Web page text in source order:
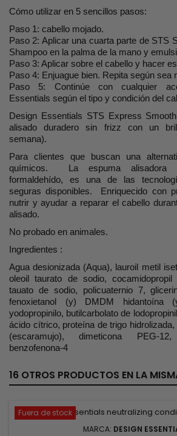
Cómo utilizar en 5 sencillos pasos:
Paso 1: cabello mojado.
Paso 2: Aplicar una cuarta parte de STS
Shampoo en la palma de la mano y
Paso 3: Aplicar sobre el cabello y hacer
Paso 4: Enjuague bien. Repita según sea
Paso 5: Continúe con cualquier
Essentials según el tipo y condición del
Design Essentials STS Express
alisado duradero sin frizz con un
semana).
Para clientes que buscan una
químicos. La espuma alisadora
formaldehído, es una de las
seguras disponibles. Enriquecido con
nutrir y ayudar a reparar el cabello
alisado.
No probado en animales.
Ingredientes :
Agua desionizada (Aqua), lauroil metil
oleoil taurato de sodio,
tauato de sodio, policuaternio 7,
fenoxietanol (y) DMDM ​​hidantoína
yodopropinilo, butilcarbolato de
ácido cítrico, proteína de trigo
(escaramujo), dimeticona PEG-
benzofenona-4
16 OTROS PRODUCTOS EN LA
Fuera de stock
MARCA: DESIGN